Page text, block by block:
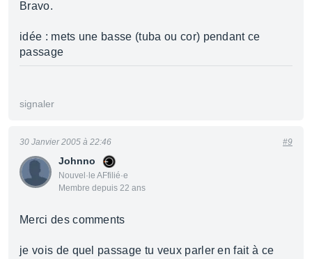
Bravo.
idée : mets une basse (tuba ou cor) pendant ce
passage
signaler
Johnno
Nouvel·le AFfilié·e
Membre depuis 22 ans
30 Janvier 2005 à 22:46 #9
Merci des comments
je vois de quel passage tu veux parler en fait à ce